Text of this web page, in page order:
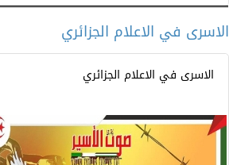
الاسرى في الاعلام الجزائري
الاسرى في الاعلام الجزائري